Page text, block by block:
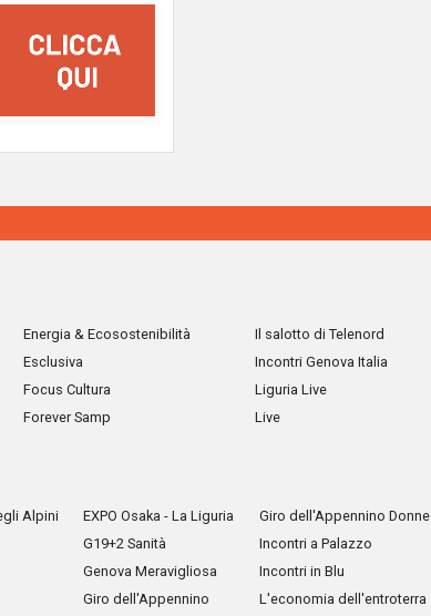
Energia & Ecosostenibilità
Esclusiva
Focus Cultura
Forever Samp
Il salotto di Telenord
Incontri Genova Italia
Liguria Live
Live
Alpini
EXPO Osaka - La Liguria
G19+2 Sanità
Genova Meravigliosa
Giro dell'Appennino
Giro dell'Appennino Donne
Incontri a Palazzo
Incontri in Blu
L'economia dell'entroterra